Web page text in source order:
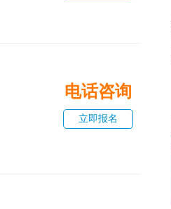
电话咨询
立即报名